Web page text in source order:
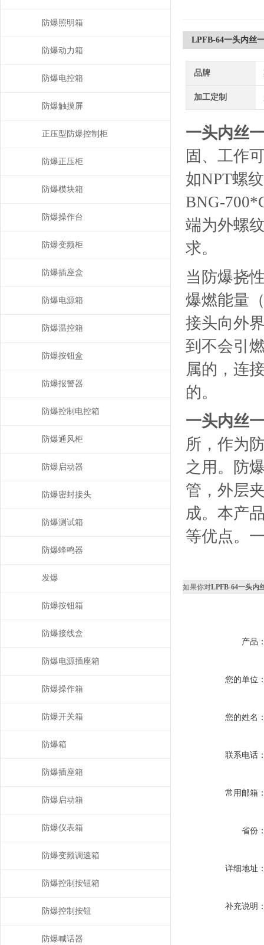
LPFB-64一头内丝
品牌
加工定制
一头内丝
固、工作
如NPT螺
BNG-
端为外螺
求。
当防爆挠
爆燃能量
接头向外
到不会引
属的，连
的。
一头内丝
所，作为
之用。防
管，外层
成。本产
等优点。
如果你对LPFB-64一头内
产品
您的单位
您的姓名
联系电话
常用邮箱
省份
详细地址
补充说明
防爆照明箱
防爆动力箱
防爆电控箱
防爆触摸屏
正压型防爆控制柜
防爆正压柜
防爆模块箱
防爆操作台
防爆变频柜
防爆插座盒
防爆电源箱
防爆温控箱
防爆按钮盒
防爆报警器
防爆控制电控箱
防爆通风柜
防爆启动器
防爆密封接头
防爆测试箱
防爆蜂鸣器
发爆
防爆按钮箱
防爆接线盒
防爆电源插座箱
防爆操作箱
防爆开关箱
防爆箱
防爆插座箱
防爆启动箱
防爆仪表箱
防爆变频调速箱
防爆控制按钮箱
防爆控制按钮
防爆喊话器